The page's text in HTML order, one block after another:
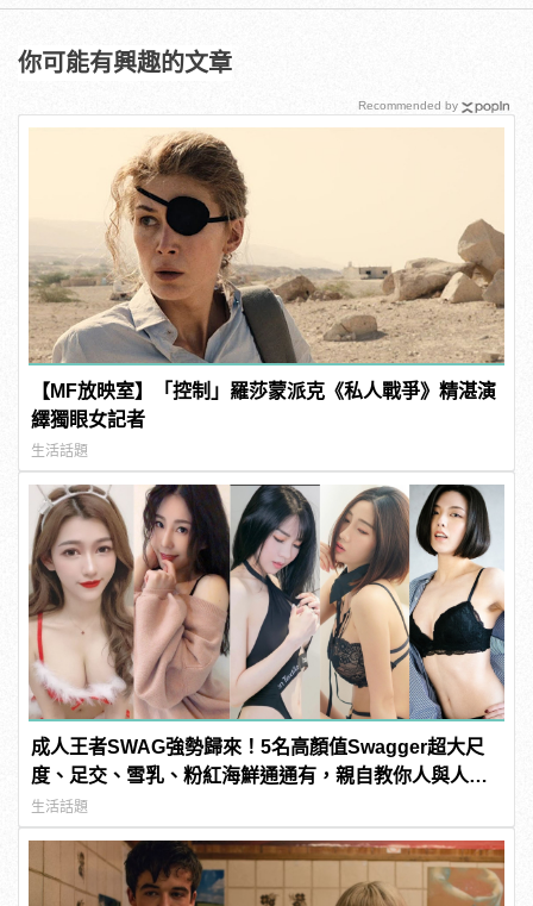
你可能有興趣的文章
【MF放映室】「控制」羅莎蒙派克《私人戰爭》精湛演
繹獨眼女記者
生活話題
成人王者SWAG強勢歸來！5名高顏值Swagger超大尺
度、足交、雪乳、粉紅海鮮通通有，親自教你人與人的
連結！ | manfashion這樣變型男
生活話題
Recommended by